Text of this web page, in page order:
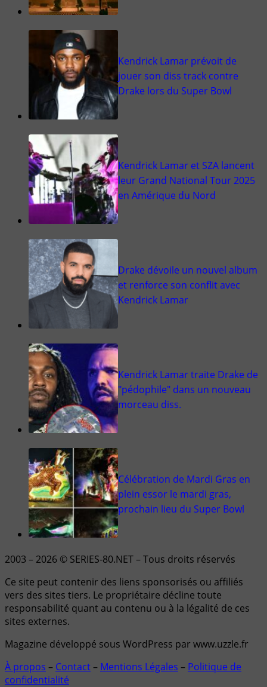
Kendrick Lamar prévoit de
jouer son diss track contre
Drake lors du Super Bowl
Kendrick Lamar et SZA lancent
leur Grand National Tour 2025
en Amérique du Nord
Drake dévoile un nouvel album
et renforce son conflit avec
Kendrick Lamar
Kendrick Lamar traite Drake de
"pédophile" dans un nouveau
morceau diss.
Célébration de Mardi Gras en
plein essor le mardi gras,
prochain lieu du Super Bowl
2003 – 2026 © SERIES-80.NET – Tous droits réservés
Ce site peut contenir des liens sponsorisés ou affiliés
vers des sites tiers. Le propriétaire décline toute
responsabilité quant au contenu ou à la légalité de ces
sites externes.
Magazine développé sous WordPress par www.uzzle.fr
À propos – Contact– Mentions Légales – Politique de
confidentialité